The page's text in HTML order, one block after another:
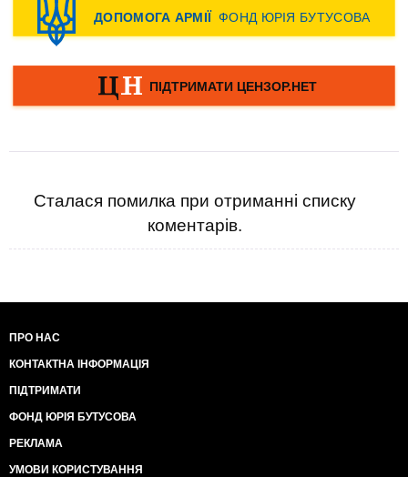
Сталася помилка при отриманні списку
коментарів.
ПРО НАС
КОНТАКТНА ІНФОРМАЦІЯ
ПІДТРИМАТИ
ФОНД ЮРІЯ БУТУСОВА
РЕКЛАМА
УМОВИ КОРИСТУВАННЯ